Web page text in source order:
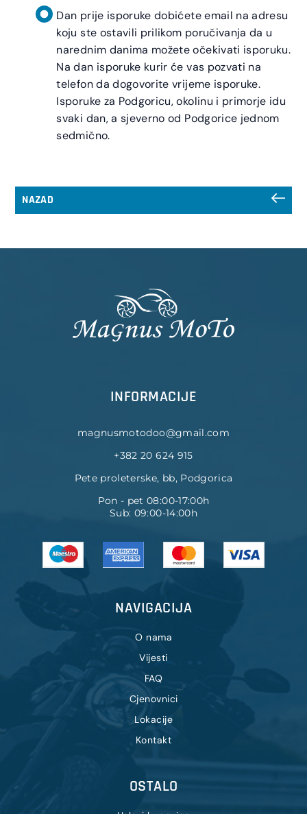
Dan prije isporuke dobićete email na adresu
koju ste ostavili prilikom poručivanja da u
narednim danima možete očekivati isporuku.
Na dan isporuke kurir će vas pozvati na
telefon da dogovorite vrijeme isporuke.
Isporuke za Podgoricu, okolinu i primorje idu
svaki dan, a sjeverno od Podgorice jednom
sedmično.
NAZAD
NAVIGACIJA
O nama
Vijesti
FAQ
Cjenovnici
Lokacije
Kontakt
INFORMACIJE
magnusmotodoo@gmail.com
+382 20 624 915
Pete proleterske, bb, Podgorica
Pon - pet 08:00-17:00h
Sub: 09:00-14:00h
OSTALO